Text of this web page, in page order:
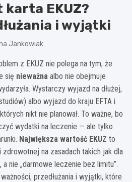
karta EKUZ?
i wyjątki
Jankowiak
z EKUZ nie polega na tym, że
się nieważna albo nie obejmuje
Wystarczy wyjazd na dłużej,
albo wyjazd do kraju EFTA i
nikt nie planował. To ważne, bo
wydatki na leczenie — ale tylko
Największa wartość EKUZ to
na zasadach takich jak dla
nie „darmowe leczenie bez limitu”.
przedłużania i wyjątki, które